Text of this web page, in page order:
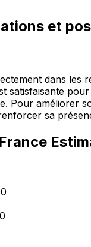
et
dans les
satisfaisante
Pour améliorer
sa
France